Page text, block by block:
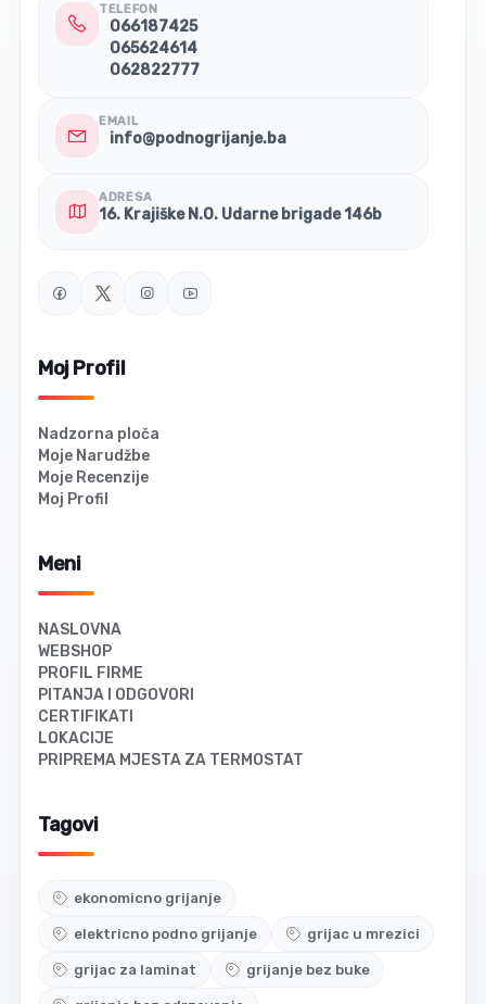
TELEFON
066187425
065624614
062822777
EMAIL
info@podnogrijanje.ba
ADRESA
16. Krajiške N.O. Udarne brigade 146b
Moj Profil
Nadzorna ploča
Moje Narudžbe
Moje Recenzije
Moj Profil
Meni
NASLOVNA
WEBSHOP
PROFIL FIRME
PITANJA I ODGOVORI
CERTIFIKATI
LOKACIJE
PRIPREMA MJESTA ZA TERMOSTAT
Tagovi
ekonomicno grijanje
elektricno podno grijanje grijac u mrezici
grijac za laminat grijanje bez buke